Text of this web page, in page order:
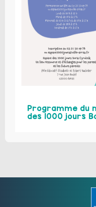
Programme du
des 1000 jours